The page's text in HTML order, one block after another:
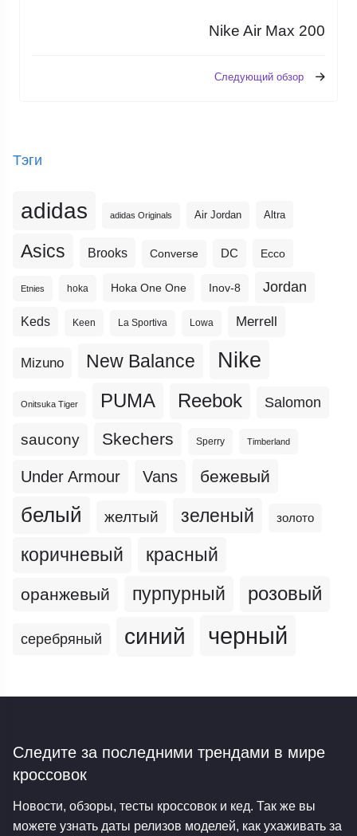
Nike Air Max 200
Следующий обзор
Тэги
adidas adidas Originals Air Jordan Altra
Asics Brooks Converse DC Ecco
Etnies hoka Hoka One One Inov-8 Jordan
Keds Keen La Sportiva Lowa Merrell
Mizuno New Balance Nike
Onitsuka Tiger PUMA Reebok Salomon
saucony Skechers Sperry Timberland
Under Armour Vans бежевый
белый желтый зеленый золото
коричневый красный
оранжевый пурпурный розовый
серебряный синий черный
Следите за последними трендами в мире
кроссовок
Новости, обзоры, тесты кроссовок и кед. Так же вы
можете узнать даты релизов моделей, как ухаживать за